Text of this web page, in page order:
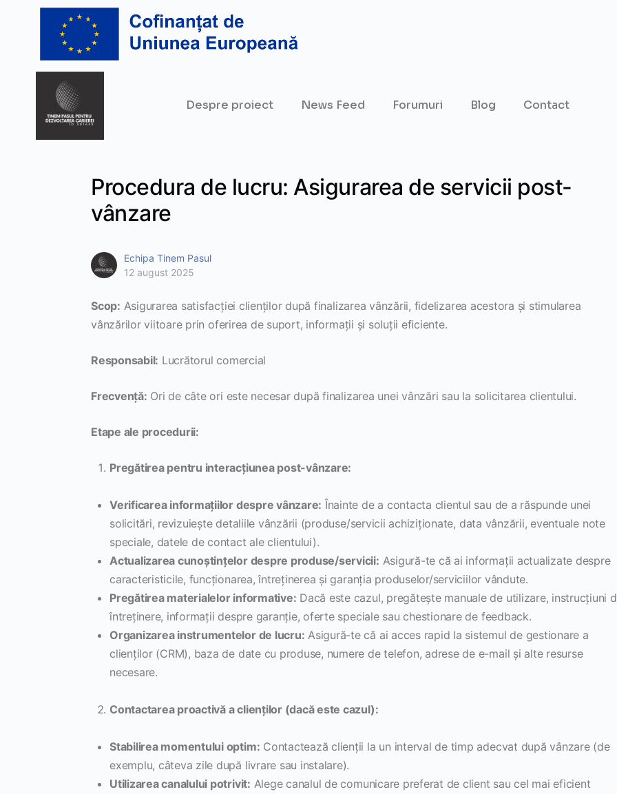
Despre proiect News Feed Forumuri Blog Contact
Procedura de lucru: Asigurarea de servicii post-
vânzare
Echipa Tinem Pasul
12 august 2025
Scop: Asigurarea satisfacției clienților după finalizarea vânzării, fidelizarea acestora și stimularea
vânzărilor viitoare prin oferirea de suport, informații și soluții eficiente.
Responsabil: Lucrătorul comercial
Frecvență: Ori de câte ori este necesar după finalizarea unei vânzări sau la solicitarea clientului.
Etape ale procedurii:
Pregătirea pentru interacțiunea post-vânzare:
Verificarea informațiilor despre vânzare: Înainte de a contacta clientul sau de a răspunde unei
solicitări, revizuiește detaliile vânzării (produse/servicii achiziționate, data vânzării, eventuale note
speciale, datele de contact ale clientului).
Actualizarea cunoștințelor despre produse/servicii: Asigură-te că ai informații actualizate despre
caracteristicile, funcționarea, întreținerea și garanția produselor/serviciilor vândute.
Pregătirea materialelor informative: Dacă este cazul, pregătește manuale de utilizare, instrucțiuni
întreținere, informații despre garanție, oferte speciale sau chestionare de feedback.
Organizarea instrumentelor de lucru: Asigură-te că ai acces rapid la sistemul de gestionare a
clienților (CRM), baza de date cu produse, numere de telefon, adrese de e-mail și alte resurse
necesare.
Contactarea proactivă a clienților (dacă este cazul):
Stabilirea momentului optim: Contactează clienții la un interval de timp adecvat după vânzare (de
exemplu, câteva zile după livrare sau instalare).
Utilizarea canalului potrivit: Alege canalul de comunicare preferat de client sau cel mai eficient